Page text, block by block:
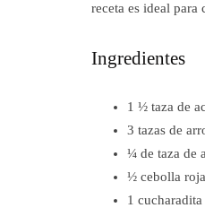
receta es ideal para
Ingredientes
1 ½ taza de
3 tazas de
¼ de taza de
½ cebolla
1